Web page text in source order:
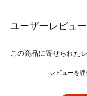
ユーザーレビュー
この商品に寄せられた
レビューを